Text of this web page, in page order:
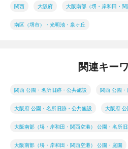
関西 大阪府 大阪南部（堺・岸和田・関
南区（堺市）・光明池・泉ヶ丘
関連キー
関西 公園・名所旧跡・公共施設 関西 公園
大阪府 公園・名所旧跡・公共施設 大阪府
大阪南部（堺・岸和田・関西空港） 公園・名所
大阪南部（堺・岸和田・関西空港） 公園・庭園